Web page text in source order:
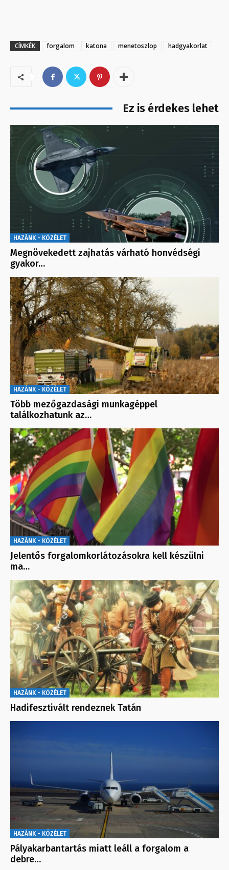
CÍMKÉK forgalom katona menetoszlop hadgyakorlat
Ez is érdekes lehet
HAZÁNK - KÖZÉLET
Megnövekedett zajhatás várható honvédségi
gyakor…
HAZÁNK - KÖZÉLET
Több mezőgazdasági munkagéppel
találkozhatunk az…
HAZÁNK - KÖZÉLET
Jelentős forgalomkorlátozásokra kell készülni
ma…
HAZÁNK - KÖZÉLET
Hadifesztivált rendeznek Tatán
HAZÁNK - KÖZÉLET
Pályakarbantartás miatt leáll a forgalom a
debre…